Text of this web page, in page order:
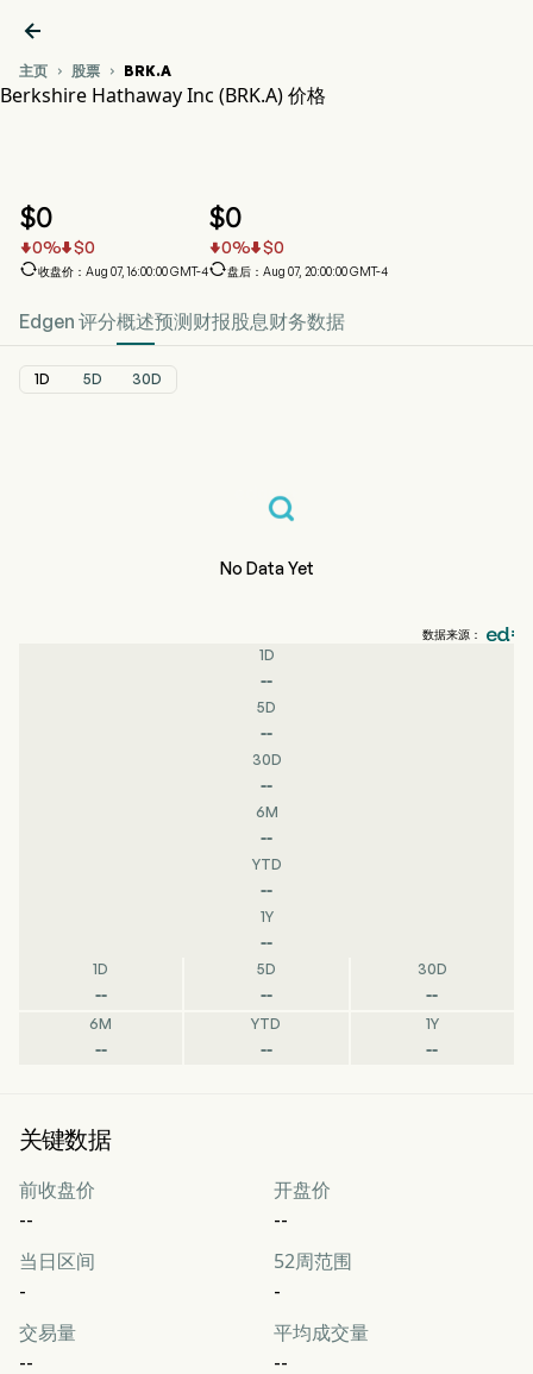

主页  股票  BRK.A
Berkshire Hathaway Inc (BRK.A) 价格
$0
0% $0
收盘价：Aug 07, 16:00:00 GMT-4
$0
0% $0
盘后：Aug 07, 20:00:00 GMT-4
Edgen 评分概述预测 财报股息财务数据
1D 5D 30D
No Data Yet
数据来源：
1D
--
5D
--
30D
--
6M
--
YTD
--
1Y
--
1D
--
5D
--
30D
--
6M
--
YTD
--
1Y
--
关键数据
前收盘价
--
开盘价
--
当日区间
-
52周范围
-
交易量
--
平均成交量
--